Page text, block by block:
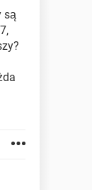
są